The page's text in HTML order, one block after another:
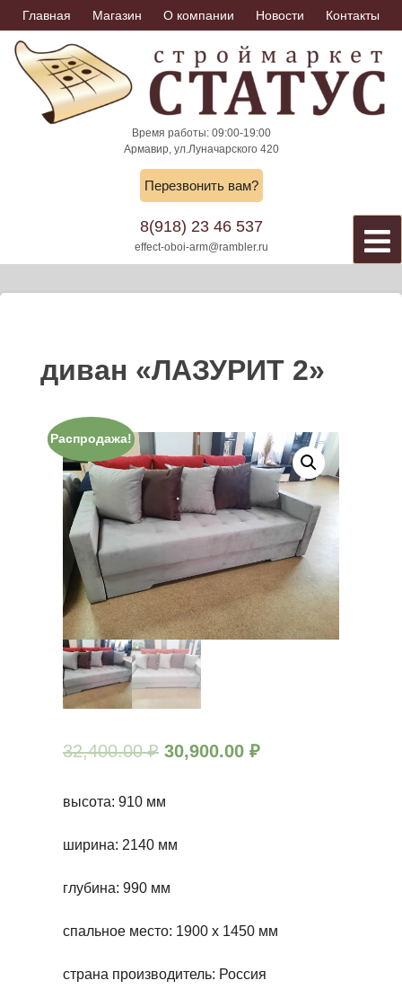
Skip
to
content
Главная Магазин О компании Новости Контакты
Время работы: 09:00-19:00
Армавир, ул.Луначарского 420
Перезвонить вам?
8(918) 23 46 537
effect-oboi-arm@rambler.ru
диван «ЛАЗУРИТ 2»
Распродажа!
32,400.00₽ 30,900.00 ₽
высота: 910 мм
ширина: 2140 мм
глубина: 990 мм
спальное место: 1900 х 1450 мм
страна производитель: Россия